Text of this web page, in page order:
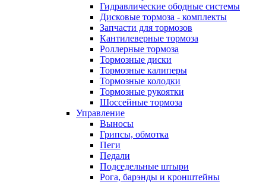
Гидравлические ободные системы
Дисковые тормоза - комплекты
Запчасти для тормозов
Кантилеверные тормоза
Роллерные тормоза
Тормозные диски
Тормозные калиперы
Тормозные колодки
Тормозные рукоятки
Шоссейные тормоза
Управление
Выносы
Грипсы, обмотка
Пеги
Педали
Подседельные штыри
Рога, барэнды и кронштейны